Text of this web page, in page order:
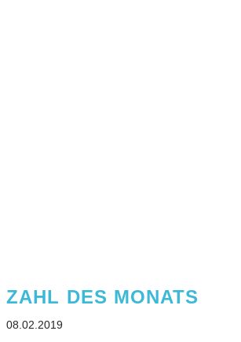
ZAHL DES MONATS
08.02.2019